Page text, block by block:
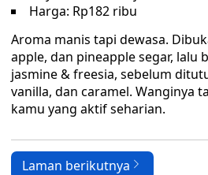
Harga: Rp182 ribu
Aroma manis tapi dewasa.
apple, dan pineapple segar, lalu
jasmine & freesia, sebelum
vanilla, dan caramel. Wanginya
kamu yang aktif seharian.
Laman berikutnya